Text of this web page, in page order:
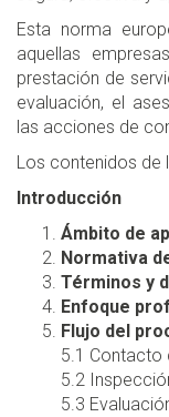
Esta norma
aquellas
prestación de
evaluación, el
las acciones de
Los contenidos de
Introducción
Ámbito de
Normativa
Términos y
Enfoque
Flujo del
5.1 Contacto
5.2
5.3